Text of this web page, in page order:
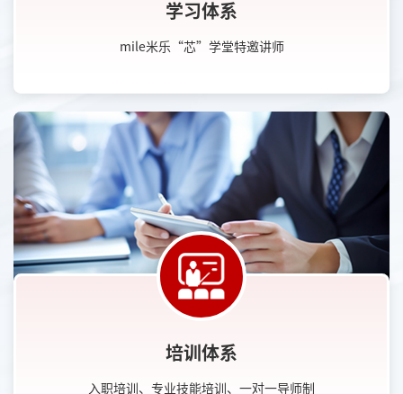
学习体系
mile米乐“芯”学堂特邀讲师
培训体系
入职培训、专业技能培训、一对一导师制